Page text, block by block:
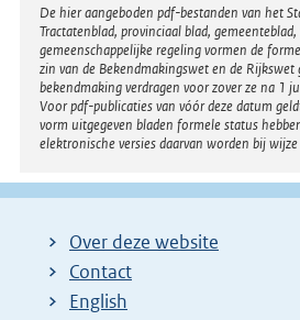
Disclaimer
De hier aangeboden pdf-bestanden van het
Tractatenblad, provinciaal blad,
gemeenschappelijke regeling vormen de
zin van de Bekendmakingswet en de Rijkswet
bekendmaking verdragen voor zover ze na 1
Voor pdf-publicaties van vóór deze datum
vorm uitgegeven bladen formele status
elektronische versies daarvan worden bij
Over deze website
Contact
English